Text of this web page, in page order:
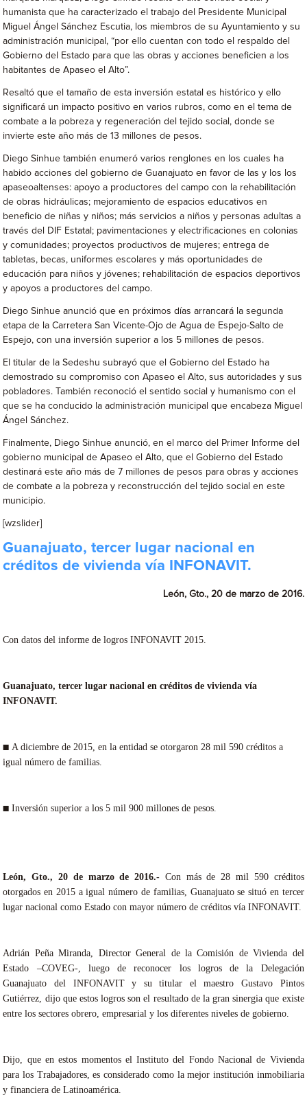
humanista que ha caracterizado el trabajo del Presidente Municipal
Miguel Ángel Sánchez Escutia, los miembros de su Ayuntamiento y su
administración municipal, “por ello cuentan con todo el respaldo del
Gobierno del Estado para que las obras y acciones beneficien a los
habitantes de Apaseo el Alto”.
Resaltó que el tamaño de esta inversión estatal es histórico y ello
significará un impacto positivo en varios rubros, como en el tema de
combate a la pobreza y regeneración del tejido social, donde se
invierte este año más de 13 millones de pesos.
Diego Sinhue también enumeró varios renglones en los cuales ha
habido acciones del gobierno de Guanajuato en favor de las y los los
apaseoaltenses: apoyo a productores del campo con la rehabilitación
de obras hidráulicas; mejoramiento de espacios educativos en
beneficio de niñas y niños; más servicios a niños y personas adultas a
través del DIF Estatal; pavimentaciones y electrificaciones en colonias
y comunidades; proyectos productivos de mujeres; entrega de
tabletas, becas, uniformes escolares y más oportunidades de
educación para niños y jóvenes; rehabilitación de espacios deportivos
y apoyos a productores del campo.
Diego Sinhue anunció que en próximos días arrancará la segunda
etapa de la Carretera San Vicente-Ojo de Agua de Espejo-Salto de
Espejo, con una inversión superior a los 5 millones de pesos.
El titular de la Sedeshu subrayó que el Gobierno del Estado ha
demostrado su compromiso con Apaseo el Alto, sus autoridades y sus
pobladores. También reconoció el sentido social y humanismo con el
que se ha conducido la administración municipal que encabeza Miguel
Ángel Sánchez.
Finalmente, Diego Sinhue anunció, en el marco del Primer Informe del
gobierno municipal de Apaseo el Alto, que el Gobierno del Estado
destinará este año más de 7 millones de pesos para obras y acciones
de combate a la pobreza y reconstrucción del tejido social en este
municipio.
[wzslider]
Guanajuato, tercer lugar nacional en
créditos de vivienda vía INFONAVIT.
León, Gto., 20 de marzo de 2016.
Con datos del informe de logros INFONAVIT 2015.
Guanajuato, tercer lugar nacional en créditos de vivienda vía
INFONAVIT.
■A diciembre de 2015, en la entidad se otorgaron 28 mil 590 créditos a
igual número de familias.
■Inversión superior a los 5 mil 900 millones de pesos.
León, Gto., 20 de marzo de 2016.- Con más de 28 mil 590 créditos
otorgados en 2015 a igual número de familias, Guanajuato se situó en tercer
lugar nacional como Estado con mayor número de créditos vía INFONAVIT.
Adrián Peña Miranda, Director General de la Comisión de Vivienda del
Estado –COVEG-, luego de reconocer los logros de la Delegación
Guanajuato del INFONAVIT y su titular el maestro Gustavo Pintos
Gutiérrez, dijo que estos logros son el resultado de la gran sinergia que existe
entre los sectores obrero, empresarial y los diferentes niveles de gobierno.
Dijo, que en estos momentos el Instituto del Fondo Nacional de Vivienda
para los Trabajadores, es considerado como la mejor institución inmobiliaria
y financiera de Latinoamérica.